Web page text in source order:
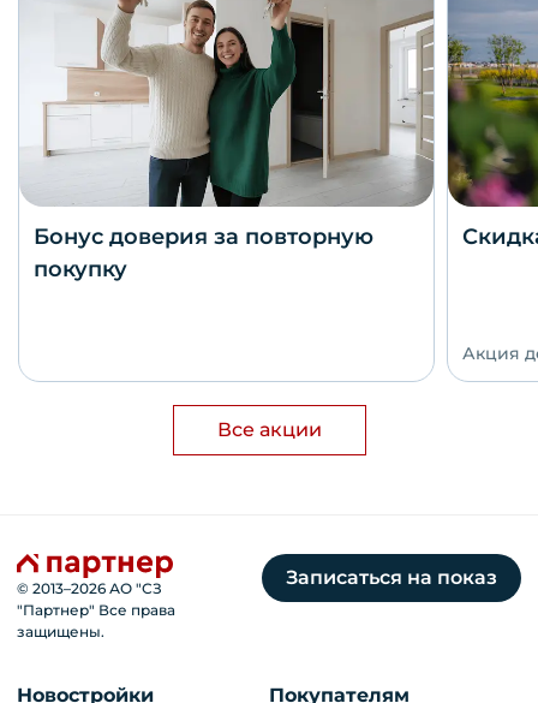
Бонус доверия за повторную
покупку
Акция
Все акции
© 2013–2026 АО "СЗ
"Партнер" Все права
защищены.
Записаться на показ
Новостройки Покупателям